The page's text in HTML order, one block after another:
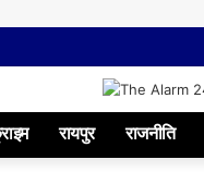
रायपुर राजनीति